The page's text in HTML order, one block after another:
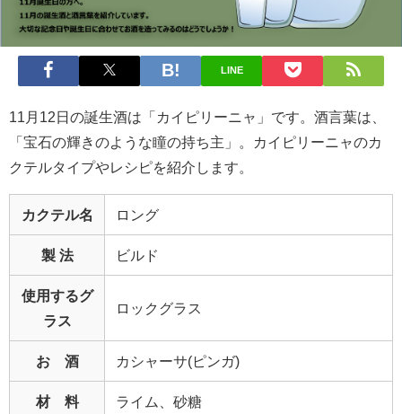
LINE
11月12日の誕生酒は「カイピリーニャ」です。酒言葉は、
「宝石の輝きのような瞳の持ち主」。カイピリーニャのカ
クテルタイプやレシピを紹介します。
カクテル名 ロング
製 法 ビルド
使用するグ
ラス
ロックグラス
お 酒 カシャーサ(ピンガ)
材 料 ライム、砂糖